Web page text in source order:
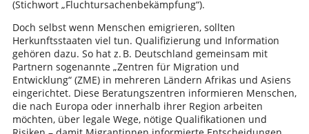
(Stichwort „Fluchtursachenbekämpfung“).
Doch selbst wenn Menschen emigrieren, sollten
Herkunftsstaaten viel tun. Qualifizierung und Information
gehören dazu. So hat z. B. Deutschland gemeinsam mit
Partnern sogenannte „Zentren für Migration und
Entwicklung“ (ZME) in mehreren Ländern Afrikas und Asiens
eingerichtet. Diese Beratungszentren informieren Menschen,
die nach Europa oder innerhalb ihrer Region arbeiten
möchten, über legale Wege, nötige Qualifikationen und